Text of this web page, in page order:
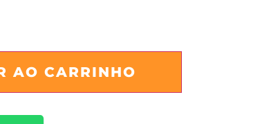
AO CARRINHO